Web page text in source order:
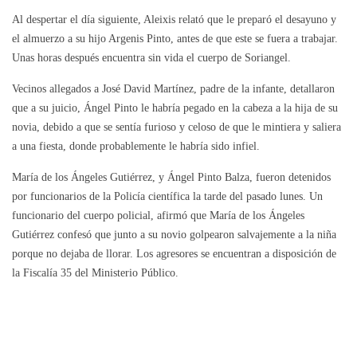
Al despertar el día siguiente, Aleixis relató que le preparó el desayuno y
el almuerzo a su hijo Argenis Pinto, antes de que este se fuera a trabajar.
Unas horas después encuentra sin vida el cuerpo de Soriangel.
Vecinos allegados a José David Martínez, padre de la infante, detallaron
que a su juicio, Ángel Pinto le habría pegado en la cabeza a la hija de su
novia, debido a que se sentía furioso y celoso de que le mintiera y saliera
a una fiesta, donde probablemente le habría sido infiel.
María de los Ángeles Gutiérrez, y Ángel Pinto Balza, fueron detenidos
por funcionarios de la Policía científica la tarde del pasado lunes. Un
funcionario del cuerpo policial, afirmó que María de los Ángeles
Gutiérrez confesó que junto a su novio golpearon salvajemente a la niña
porque no dejaba de llorar. Los agresores se encuentran a disposición de
la Fiscalía 35 del Ministerio Público.